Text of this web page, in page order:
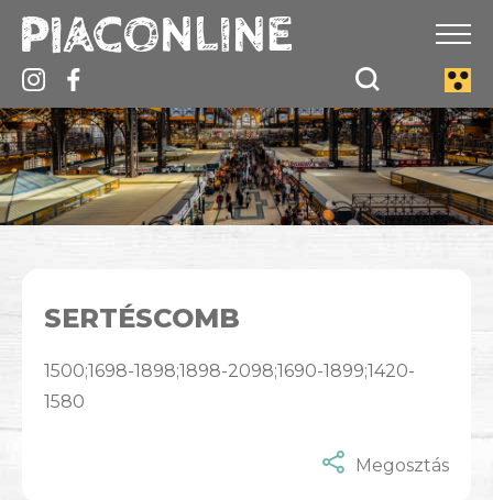
SERTÉSCOMB
1500;1698-1898;1898-2098;1690-1899;1420-
1580
Megosztás